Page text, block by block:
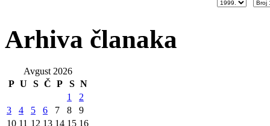
Arhiva članaka
Avgust 2026
P U S Č P S N
1
2
3
4 5 6 7 8
9
10 11 12 13 14 15 16